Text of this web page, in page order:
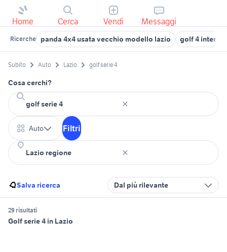
Home Cerca Vendi Messaggi
Ricerche panda 4x4 usata vecchio modello lazio golf 4 interni
Subito Auto Lazio golf serie 4
Cosa cerchi?
Auto Filtri
Salva ricerca Dal più rilevante
29 risultati
Golf serie 4 in Lazio